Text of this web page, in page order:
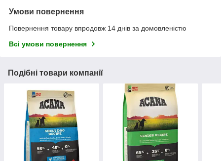
Умови повернення
Повернення товару впродовж 14 днів за домовленістю
Всі умови повернення
Подібні товари компанії